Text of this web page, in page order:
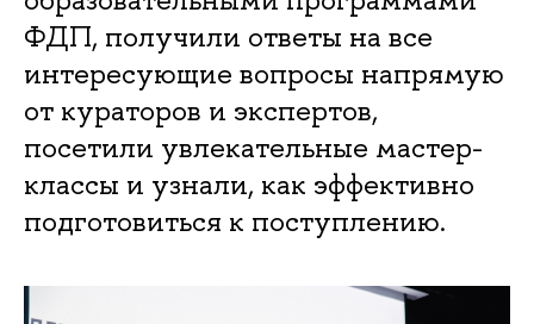
ФДП, получили ответы на все
интересующие вопросы напрямую
от кураторов и экспертов,
посетили увлекательные мастер-
классы и узнали, как эффективно
подготовиться к поступлению.